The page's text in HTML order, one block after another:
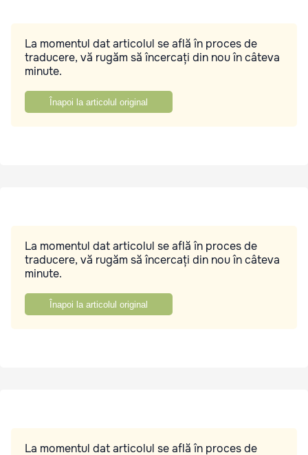
La momentul dat articolul se află în proces de
traducere, vă rugăm să încercați din nou în câteva
minute.
Înapoi la articolul original
La momentul dat articolul se află în proces de
traducere, vă rugăm să încercați din nou în câteva
minute.
Înapoi la articolul original
La momentul dat articolul se află în proces de